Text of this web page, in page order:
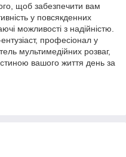
щоб забезпечити вам
у повсякденних
можливості з надійністю.
професіонал у
мультимедійних розваг,
вашого життя день за